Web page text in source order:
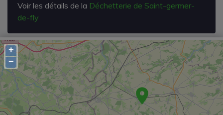
Voir les détails de la Déchetterie de Saint-germer-
de-fly
+
−